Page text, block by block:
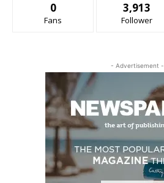
0
Fans
3,913
Follower
- Advertisement -